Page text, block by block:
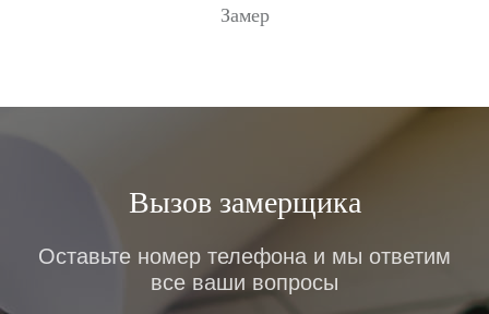
Замер
Вызов замерщика
Оставьте номер телефона и мы ответим
все ваши вопросы